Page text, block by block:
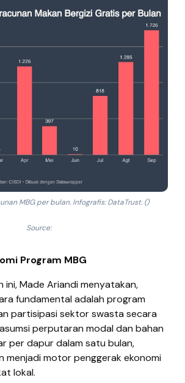
MBG per bulan. Infografis: DataTrust. ()
Source:
Program MBG
ini, Made Ariandi menyatakan,
fundamental adalah program
partisipasi sektor swasta secara
perputaran modal dan bahan
per dapur dalam satu bulan,
menjadi motor penggerak ekonomi
lokal.